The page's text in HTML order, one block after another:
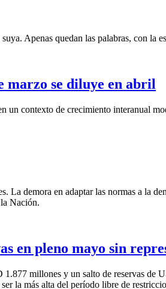
Apenas quedan las palabras, con la
marzo se diluye en abril
un contexto de crecimiento interanual
La demora en adaptar las normas a la
Nación.
en pleno mayo sin
millones y un salto de reservas de
la más alta del período libre de